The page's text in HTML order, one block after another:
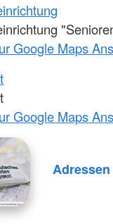
Google Maps
Google Maps
Adressen